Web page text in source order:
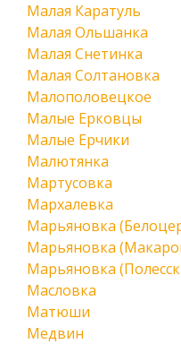
Малая Каратуль
Малая Ольшанка
Малая Снетинка
Малая Солтановка
Малополовецкое
Малые Ерковцы
Малые Ерчики
Малютянка
Мартусовка
Мархалевка
Марьяновка
Марьяновка
Марьяновка
Масловка
Матюши
Медвин